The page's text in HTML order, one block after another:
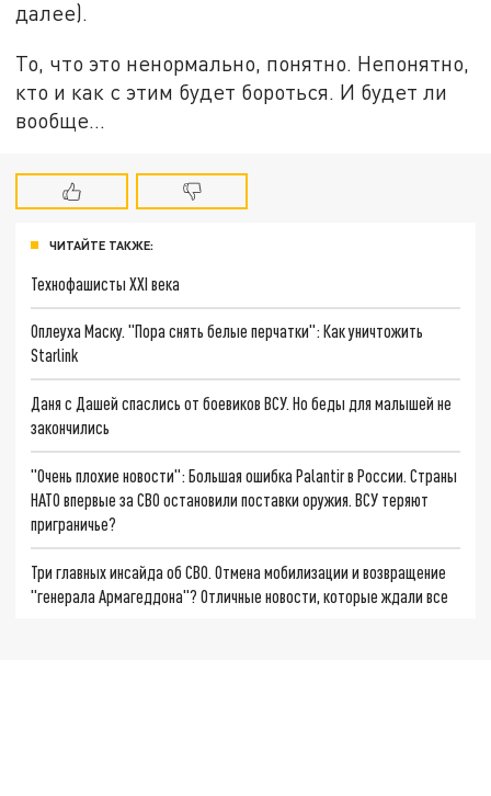
далее).
То, что это ненормально, понятно. Непонятно,
кто и как с этим будет бороться. И будет ли
вообще…
ЧИТАЙТЕ ТАКЖЕ:
Технофашисты XXI века
Оплеуха Маску. "Пора снять белые перчатки": Как уничтожить
Starlink
Даня с Дашей спаслись от боевиков ВСУ. Но беды для малышей не
закончились
"Очень плохие новости": Большая ошибка Palantir в России. Страны
НАТО впервые за СВО остановили поставки оружия. ВСУ теряют
приграничье?
Три главных инсайда об СВО. Отмена мобилизации и возвращение
"генерала Армагеддона"? Отличные новости, которые ждали все